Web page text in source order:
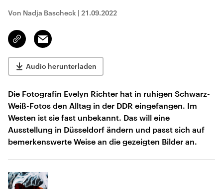
Von Nadja Bascheck | 21.09.2022
Link
kopieren/teilen
Email
Audio herunterladen
Die Fotografin Evelyn Richter hat in ruhigen Schwarz-
Weiß-Fotos den Alltag in der DDR eingefangen. Im
Westen ist sie fast unbekannt. Das will eine
Ausstellung in Düsseldorf ändern und passt sich auf
bemerkenswerte Weise an die gezeigten Bilder an.